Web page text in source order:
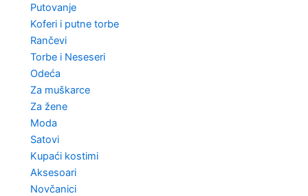
Putovanje
Koferi i putne torbe
Rančevi
Torbe i Neseseri
Odeća
Za muškarce
Za žene
Moda
Satovi
Kupaći kostimi
Aksesoari
Novčanici